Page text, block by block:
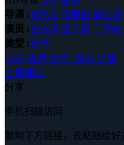
导演 :郑伟文 谭朗昌 邱礼涛
演员 :古天乐 雷宇扬 丁子峻
类型 :恐怖
1997·香港·恐怖 ·粤语·详情
立即播放
分享
手机扫描访问
复制下方链接，去粘贴给好